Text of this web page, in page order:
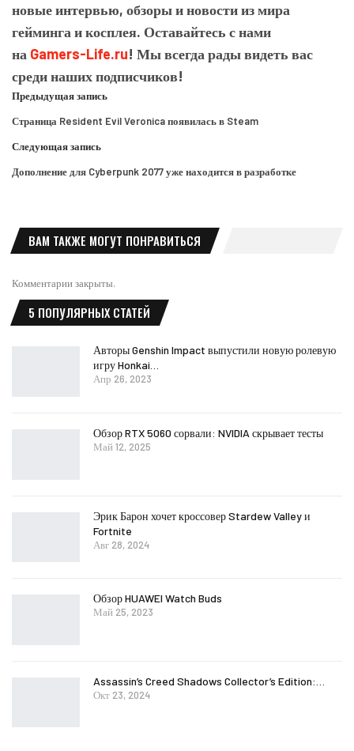
новые интервью, обзоры и новости из мира
гейминга и косплея. Оставайтесь с нами
на Gamers-Life.ru! Мы всегда рады видеть вас
среди наших подписчиков!
Предыдущая запись
Страница Resident Evil Veronica появилась в Steam
Следующая запись
Дополнение для Cyberpunk 2077 уже находится в разработке
ВАМ ТАКЖЕ МОГУТ ПОНРАВИТЬСЯ
Комментарии закрыты.
5 ПОПУЛЯРНЫХ СТАТЕЙ
Авторы Genshin Impact выпустили новую ролевую
игру Honkai…
Апр 26, 2023
Обзор RTX 5060 сорвали: NVIDIA скрывает тесты
Май 12, 2025
Эрик Барон хочет кроссовер Stardew Valley и
Fortnite
Авг 28, 2024
Обзор HUAWEI Watch Buds
Май 25, 2023
Assassin’s Creed Shadows Collector’s Edition:…
Окт 23, 2024